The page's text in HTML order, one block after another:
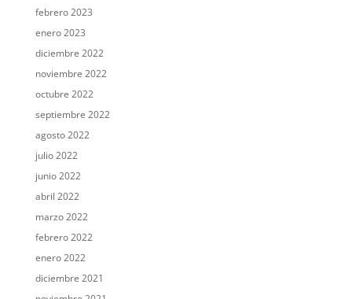
febrero 2023
enero 2023
diciembre 2022
noviembre 2022
octubre 2022
septiembre 2022
agosto 2022
julio 2022
junio 2022
abril 2022
marzo 2022
febrero 2022
enero 2022
diciembre 2021